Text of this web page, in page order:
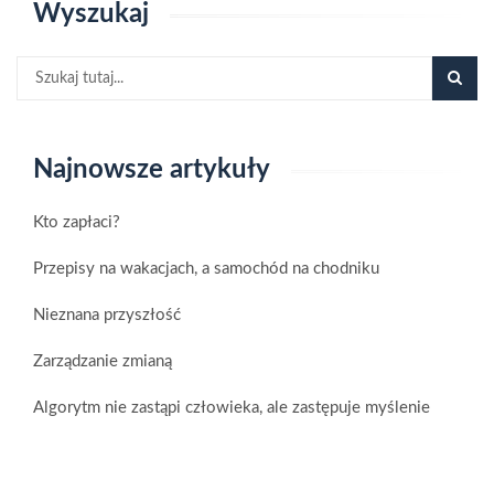
Wyszukaj
Najnowsze artykuły
Kto zapłaci?
Przepisy na wakacjach, a samochód na chodniku
Nieznana przyszłość
Zarządzanie zmianą
Algorytm nie zastąpi człowieka, ale zastępuje myślenie